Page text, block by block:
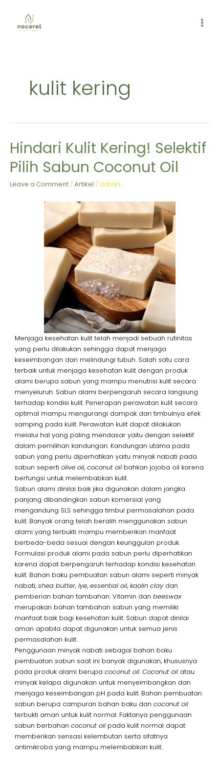
content
kulit kering
Hindari Kulit Kering! Selektif
Pilih Sabun Coconut Oil
Leave a Comment / Artikel / admin
Menjaga kesehatan kulit telah menjadi sebuah rutinitas
yang perlu dilakukan sehingga dapat menjaga
keseimbangan dan melindungi tubuh. Salah satu cara
terbaik untuk menjaga kesehatan kulit dengan produk
alami berupa sabun yang mampu menutrisi kulit secara
menyeluruh. Sabun alami berpengaruh secara langsung
terhadap kondisi kulit. Penerapan perawatan kulit secara
optimal mampu mengurangi dampak dari timbulnya efek
samping pada kulit. Perawatan kulit dapat dilakukan
melalui hal yang paling mendasar yaitu dengan selektif
dalam pemilihan kandungan. Kandungan utama pada
sabun yang perlu diperhatikan yaitu minyak nabati pada
sabun seperti olive oil, coconut oil bahkan jojoba oil karena
berfungsi untuk melembabkan kulit.
Sabun alami dinilai baik jika digunakan dalam jangka
panjang dibandingkan sabun komersial yang
mengandung SLS sehingga timbul permasalahan pada
kulit. Banyak orang telah beralih menggunakan sabun
alami yang terbukti mampu memberikan manfaat
berbeda-beda sesuai dengan keunggulan produk.
Formulasi produk alami pada sabun perlu diperhatikan
karena dapat berpengaruh terhadap kondisi kesehatan
kulit. Bahan baku pembuatan sabun alami seperti minyak
nabati, shea butter, lye, essential oil, kaolin claydan
pemberian bahan tambahan. Vitamin dan beeswax
merupakan bahan tambahan sabun yang memiliki
manfaat baik bagi kesehatan kulit. Sabun dapat dinilai
aman apabila dapat digunakan untuk semua jenis
permasalahan kulit.
Penggunaan minyak nabati sebagai bahan baku
pembuatan sabun saat ini banyak digunakan, khususnya
pada produk alami berupa coconut oil. Coconut oil atau
minyak kelapa digunakan untuk menyeimbangkan dan
menjaga keseimbangan pH pada kulit. Bahan pembuatan
sabun berupa campuran bahan baku dan coconut oil
terbukti aman untuk kulit normal. Faktanya penggunaan
sabun berbahan coconut oil pada kulit normal dapat
memberikan sensasi kelembutan serta sifatnya
antimikroba yang mampu melembabkan kulit.
Hindari
Kulit
Kering!
Pilih